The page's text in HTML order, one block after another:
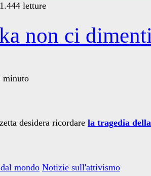
letture
non ci
minuto
desidera ricordare la tragedia
mondo Notizie sull'attivismo